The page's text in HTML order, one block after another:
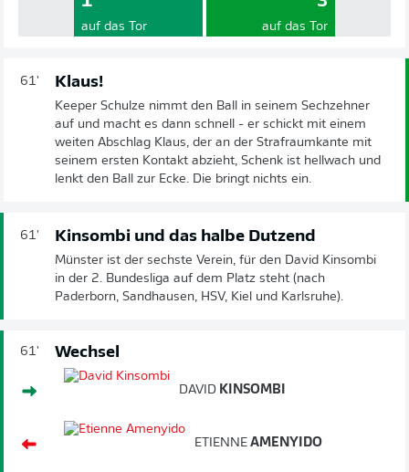
auf das Tor auf das Tor
61' Klaus!
Keeper Schulze nimmt den Ball in seinem Sechzehner
auf und macht es dann schnell - er schickt mit einem
weiten Abschlag Klaus, der an der Strafraumkante mit
seinem ersten Kontakt abzieht, Schenk ist hellwach und
lenkt den Ball zur Ecke. Die bringt nichts ein.
61' Kinsombi und das halbe Dutzend
Münster ist der sechste Verein, für den David Kinsombi
in der 2. Bundesliga auf dem Platz steht (nach
Paderborn, Sandhausen, HSV, Kiel und Karlsruhe).
61' Wechsel
DAVID KINSOMBI
ETIENNE AMENYIDO